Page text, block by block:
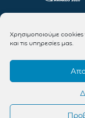
Χρησιμοποιούμε cookies
και τις υπηρεσίες μας.